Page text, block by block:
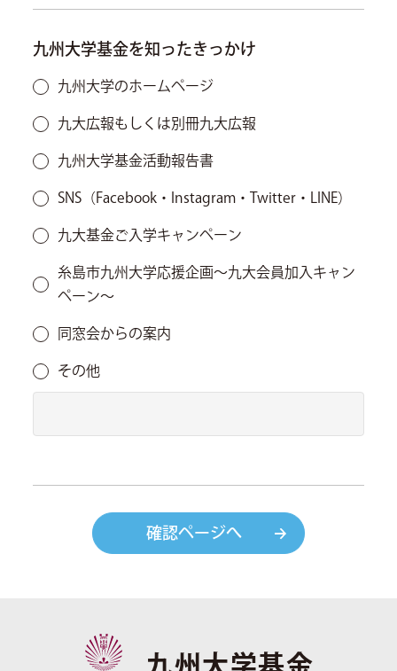
九州大学基金を知ったきっかけ
九州大学のホームページ
九大広報もしくは別冊九大広報
九州大学基金活動報告書
SNS（Facebook・Instagram・Twitter・LINE）
九大基金ご入学キャンペーン
糸島市九州大学応援企画～九大会員加入キャン
ペーン～
同窓会からの案内
その他
確認ページへ
九州大学基金